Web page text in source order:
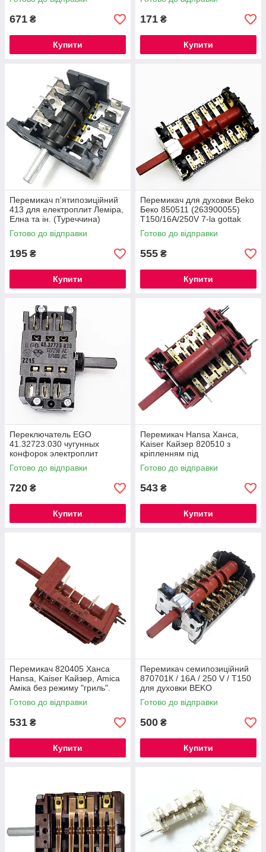
Німеччина
671 ₴
Купити
171 ₴
Купити
Перемикач п'ятипозиційний
413 для електроплит Леміра,
Елна та ін. (Туреччина)
Готово до відправки
195 ₴
Купити
Перемикач для духовки Beko
Беко 850511 (263900055)
Т150/16А/250V 7-la gottak
Готово до відправки
555 ₴
Купити
Переключатель EGO
41.32723.030 чугунных
конфорок электроплит
Zanussi, Whirlpool, Ariston,
Indesit, Vento
Готово до відправки
720 ₴
Купити
Перемикач Hansa Ханса,
Kaiser Кайзер 820510 з
кріпленням під
терморегулятор
Готово до відправки
543 ₴
Купити
Перемикач 820405 Ханса
Hansa, Kaiser Кайзер, Amica
Аміка без режиму "гриль".
Іспанія
Готово до відправки
531 ₴
Купити
Перемикач семипозиційний
870701К / 16А / 250 V / Т150
для духовки BEKO
(263900054) 7LA GOTTAK,
Іспанія
Готово до відправки
500 ₴
Купити